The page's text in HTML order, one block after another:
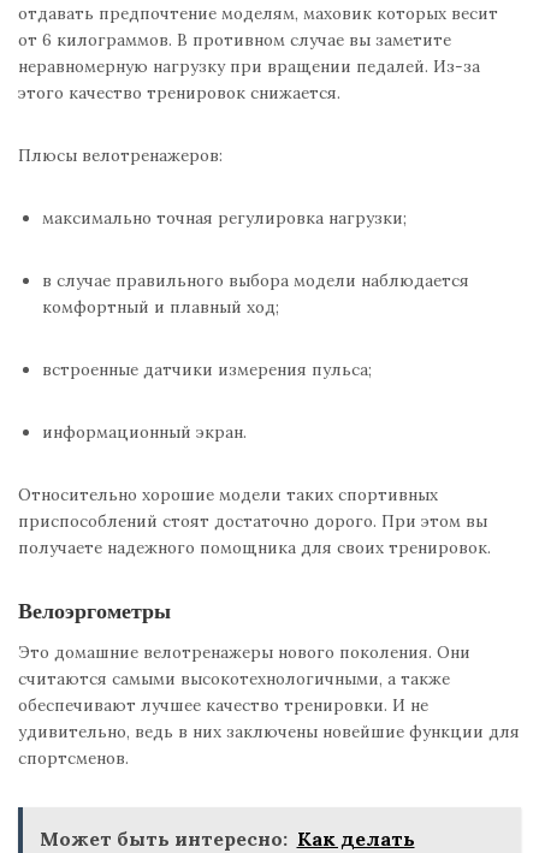
отдавать предпочтение моделям, маховик которых весит
от 6 килограммов. В противном случае вы заметите
неравномерную нагрузку при вращении педалей. Из-за
этого качество тренировок снижается.
Плюсы велотренажеров:
максимально точная регулировка нагрузки;
в случае правильного выбора модели наблюдается
комфортный и плавный ход;
встроенные датчики измерения пульса;
информационный экран.
Относительно хорошие модели таких спортивных
приспособлений стоят достаточно дорого. При этом вы
получаете надежного помощника для своих тренировок.
Велоэргометры
Это домашние велотренажеры нового поколения. Они
считаются самыми высокотехнологичными, а также
обеспечивают лучшее качество тренировки. И не
удивительно, ведь в них заключены новейшие функции для
спортсменов.
Может быть интересно: Как делать